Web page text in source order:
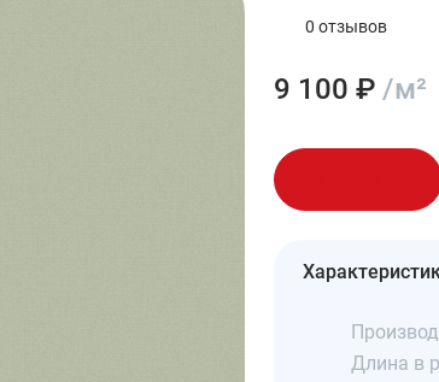
0 отзывов
9 100 ₽ /м²
Длина в